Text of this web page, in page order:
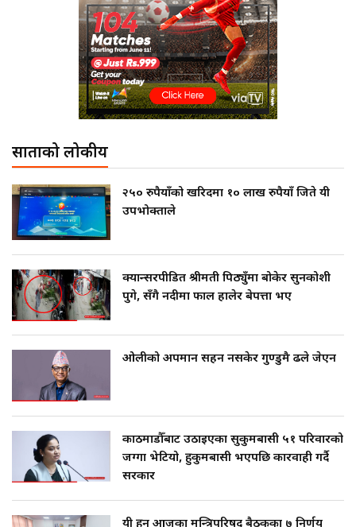
साताको लोकप्रीय
२५० रुपैयाँको खरिदमा १० लाख रुपैयाँ जिते यी
उपभोक्ताले
क्यान्सरपीडित श्रीमती पिठ्युँमा बोकेर सुनकोशी
पुगे, सँगै नदीमा फाल हालेर बेपत्ता भए
ओलीको अपमान सहन नसकेर गुण्डुमै ढले जेएन
काठमाडौँबाट उठाइएका सुकुमबासी ५१ परिवारको
जग्गा भेटियो, हुकुमबासी भएपछि कारवाही गर्दै
सरकार